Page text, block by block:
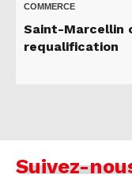
COMMERCE
Saint-Marcellin
requalification
Suivez-